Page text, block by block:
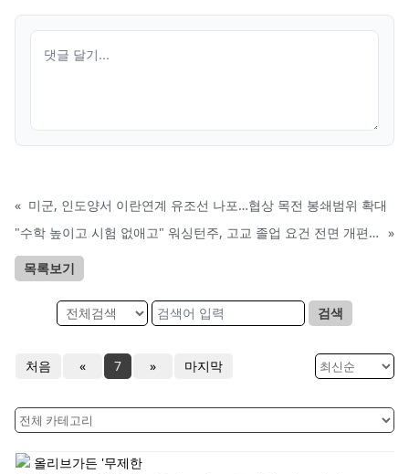
« 미군, 인도양서 이란연계 유조선 나포…협상 목전 봉쇄범위 확대
"수학 높이고 시험 없애고" 워싱턴주, 고교 졸업 요건 전면 개편 추진 »
목록보기
검색
처음 « 7 » 마지막